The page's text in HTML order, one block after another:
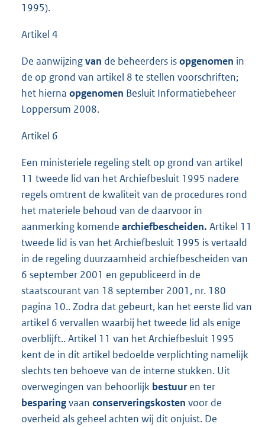
1995).
Artikel 4
De aanwijzingvan de beheerders isopgenomen in
de op grond van artikel 8 te stellen voorschriften;
het hierna opgenomen Besluit Informatiebeheer
Loppersum 2008.
Artikel 6
Een ministeriele regeling stelt op grond van artikel
11 tweede lid van het Archiefbesluit 1995 nadere
regels omtrent de kwaliteit van de procedures rond
het materiele behoud van de daarvoor in
aanmerking komende archiefbescheiden. Artikel 11
tweede lid is van het Archiefbesluit 1995 is vertaald
in de regeling duurzaamheid archiefbescheiden van
6 september 2001 en gepubliceerd in de
staatscourant van 18 september 2001, nr. 180
pagina 10.. Zodra dat gebeurt, kan het eerste lid van
artikel 6 vervallen waarbij het tweede lid als enige
overblijft.. Artikel 11 van het Archiefbesluit 1995
kent de in dit artikel bedoelde verplichting namelijk
slechts ten behoeve van de interne stukken. Uit
overwegingen van behoorlijk bestuuren ter
besparingvaan conserveringskosten voor de
overheid als geheel achten wij dit onjuist. De